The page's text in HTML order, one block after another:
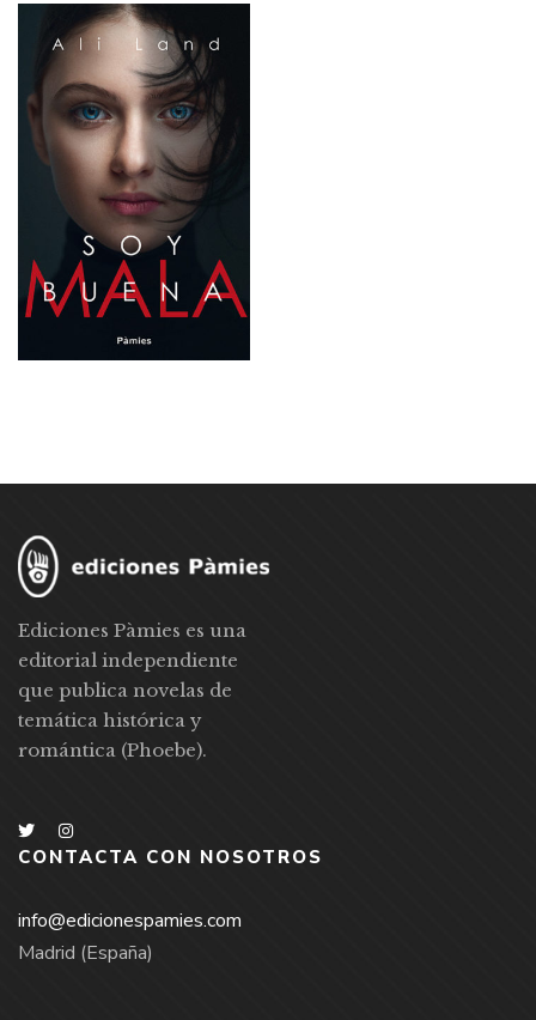
Ediciones Pàmies es una
editorial independiente
que publica novelas de
temática histórica y
romántica (Phoebe).
CONTACTA CON NOSOTROS
info@edicionespamies.com
Madrid (España)